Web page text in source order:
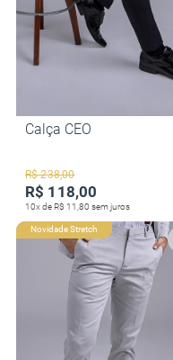
Calça CEO
R$ 238,00
R$ 118,00
10x de R$ 11,80 sem juros
Novidade Stretch